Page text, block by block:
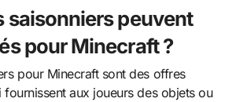
saisonniers peuvent
pour Minecraft ?
pour Minecraft sont des offres
aux joueurs des objets ou